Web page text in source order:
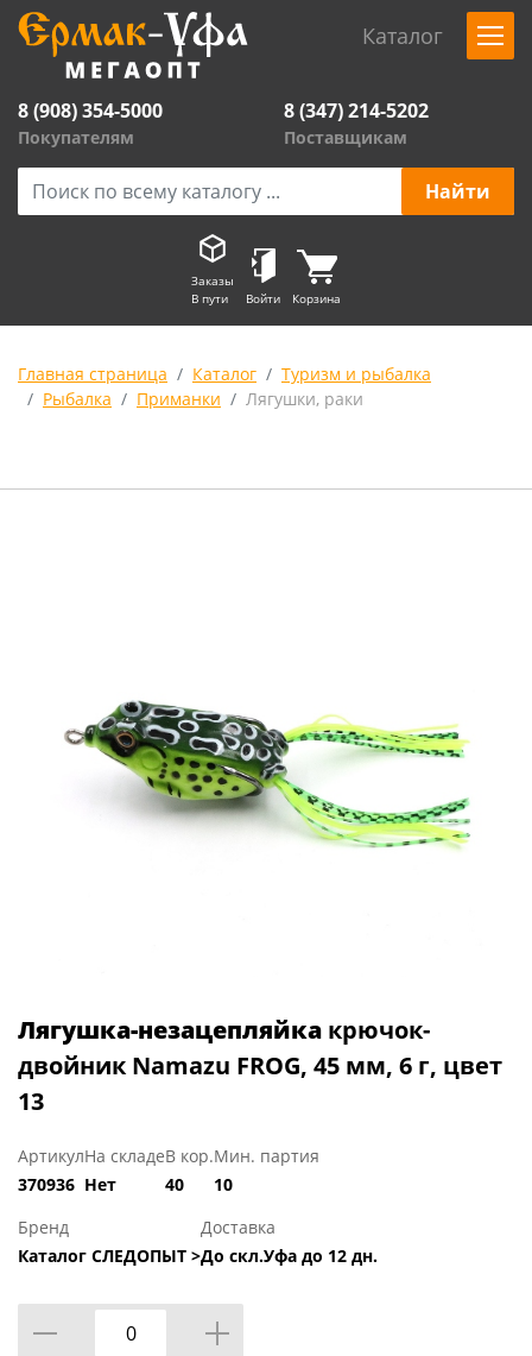
Каталог
8 (908) 354-5000
Покупателям
8 (347) 214-5202
Поставщикам
Заказы
В пути
Войти Корзина
Главная страница Каталог
Туризм и рыбалка
Рыбалка
Приманки Лягушки, раки
Лягушка-незацепляйка крючок-
двойник Namazu FROG, 45 мм, 6 г, цвет
13
Артикул
370936
На складе
Нет
В кор.
40
Мин. партия
10
Бренд
Каталог СЛЕДОПЫТ >
Доставка
До скл.Уфа до 12 дн.